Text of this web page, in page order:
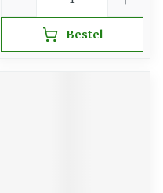
Bestel